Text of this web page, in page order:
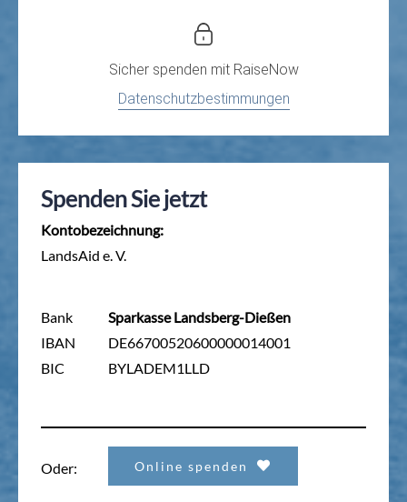
Sicher spenden mit RaiseNow
Datenschutzbestimmungen
Spenden Sie jetzt
Kontobezeichnung:
LandsAid e. V.
Bank
IBAN
BIC
Sparkasse Landsberg-Dießen
DE66700520600000014001
BYLADEM1LLD
Oder: Online spenden